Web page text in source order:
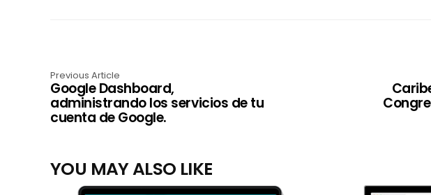
Previous Article
Google Dashboard,
administrando los servicios de tu
cuenta de Google.
YOU MAY ALSO LIKE